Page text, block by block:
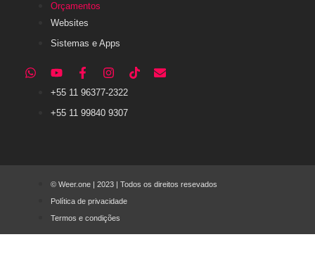
Orçamentos
Websites
Sistemas e Apps
+55 11 96377-2322
+55 11 99840 9307
© Weer.one | 2023 | Todos os direitos resevados
Política de privacidade
Termos e condições